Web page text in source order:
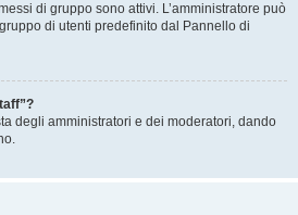
di gruppo sono attivi. L’amministratore può
di utenti predefinito dal Pannello di
degli amministratori e dei moderatori, dando